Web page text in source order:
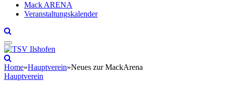
Mack ARENA
Veranstaltungskalender
Home»Hauptverein»Neues zur MackArena
Hauptverein